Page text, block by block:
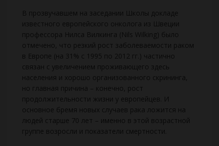
В прозвучавшем на заседании Школы докладе
известного европейского онколога из Швеции
профессора Нилса Вилкинга (Nils Wilking) было
отмечено, что резкий рост заболеваемости раком
в Европе (на 31% с 1995 по 2012 гг.) частично
связан с увеличением проживающего здесь
населения и хорошо организованного скрининга,
но главная причина – конечно, рост
продолжительности жизни у европейцев. И
основное бремя новых случаев рака ложится на
людей старше 70 лет – именно в этой возрастной
группе возросли и показатели смертности.